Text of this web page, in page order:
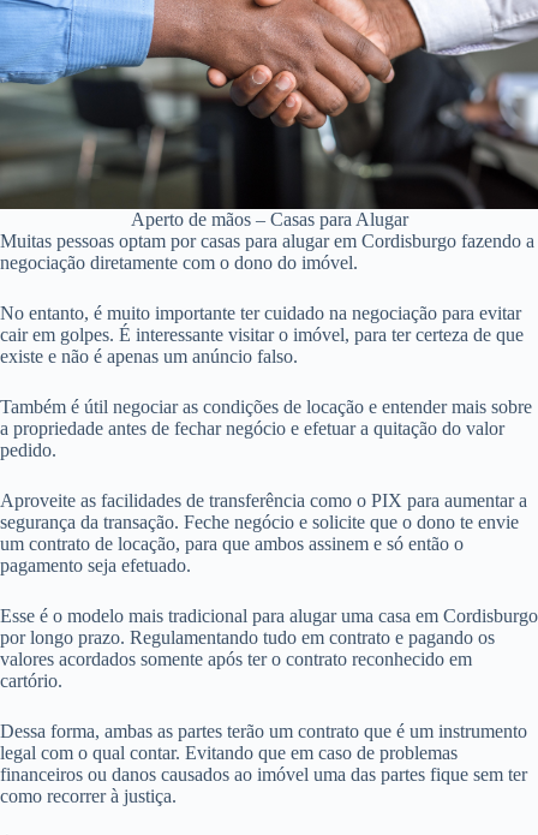
Aperto de mãos – Casas para Alugar
Muitas pessoas optam por casas para alugar em Cordisburgo fazendo a
negociação diretamente com o dono do imóvel.
No entanto, é muito importante ter cuidado na negociação para evitar
cair em golpes. É interessante visitar o imóvel, para ter certeza de que
existe e não é apenas um anúncio falso.
Também é útil negociar as condições de locação e entender mais sobre
a propriedade antes de fechar negócio e efetuar a quitação do valor
pedido.
Aproveite as facilidades de transferência como o PIX para aumentar a
segurança da transação. Feche negócio e solicite que o dono te envie
um contrato de locação, para que ambos assinem e só então o
pagamento seja efetuado.
Esse é o modelo mais tradicional para alugar uma casa em Cordisburgo
por longo prazo. Regulamentando tudo em contrato e pagando os
valores acordados somente após ter o contrato reconhecido em
cartório.
Dessa forma, ambas as partes terão um contrato que é um instrumento
legal com o qual contar. Evitando que em caso de problemas
financeiros ou danos causados ao imóvel uma das partes fique sem ter
como recorrer à justiça.